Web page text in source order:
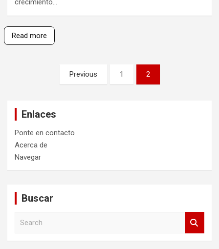
crecimiento…
Read more
pagination
Previous 1 2
Enlaces
Ponte en contacto
Acerca de
Navegar
Buscar